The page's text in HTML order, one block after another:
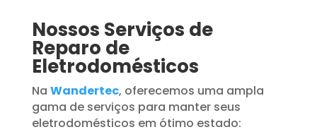
Nossos Serviços de
Reparo de
Eletrodomésticos
Na Wandertec, oferecemos uma ampla
gama de serviços para manter seus
eletrodomésticos em ótimo estado: